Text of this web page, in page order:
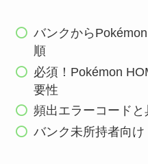
バンクから
順
必須！Pokémon
要性
頻出エラーコード
バンク未所持者向